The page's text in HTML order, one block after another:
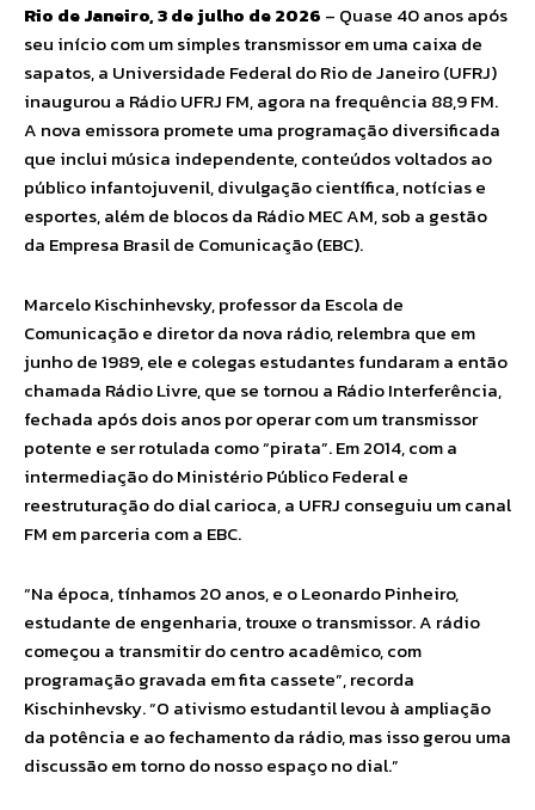
Rio de Janeiro, 3 de julho de 2026 – Quase 40 anos após
seu início com um simples transmissor em uma caixa de
sapatos, a Universidade Federal do Rio de Janeiro (UFRJ)
inaugurou a Rádio UFRJ FM, agora na frequência 88,9 FM.
A nova emissora promete uma programação diversificada
que inclui música independente, conteúdos voltados ao
público infantojuvenil, divulgação científica, notícias e
esportes, além de blocos da Rádio MEC AM, sob a gestão
da Empresa Brasil de Comunicação (EBC).
Marcelo Kischinhevsky, professor da Escola de
Comunicação e diretor da nova rádio, relembra que em
junho de 1989, ele e colegas estudantes fundaram a então
chamada Rádio Livre, que se tornou a Rádio Interferência,
fechada após dois anos por operar com um transmissor
potente e ser rotulada como “pirata”. Em 2014, com a
intermediação do Ministério Público Federal e
reestruturação do dial carioca, a UFRJ conseguiu um canal
FM em parceria com a EBC.
“Na época, tínhamos 20 anos, e o Leonardo Pinheiro,
estudante de engenharia, trouxe o transmissor. A rádio
começou a transmitir do centro acadêmico, com
programação gravada em fita cassete”, recorda
Kischinhevsky. “O ativismo estudantil levou à ampliação
da potência e ao fechamento da rádio, mas isso gerou uma
discussão em torno do nosso espaço no dial.”